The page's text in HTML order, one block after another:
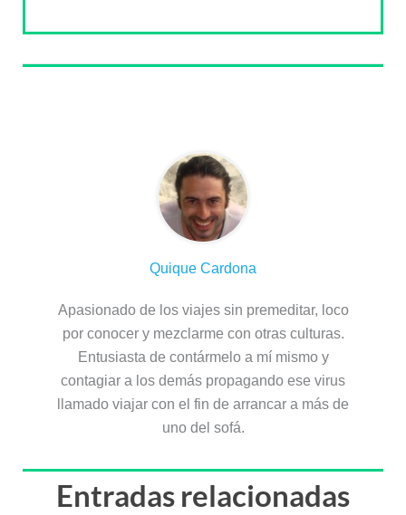
Quique Cardona
Apasionado de los viajes sin premeditar, loco
por conocer y mezclarme con otras culturas.
Entusiasta de contármelo a mí mismo y
contagiar a los demás propagando ese virus
llamado viajar con el fin de arrancar a más de
uno del sofá.
Entradas relacionadas